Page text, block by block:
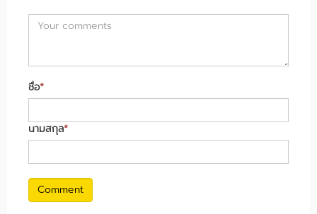
ชื่อ*
นามสกุล*
Comment